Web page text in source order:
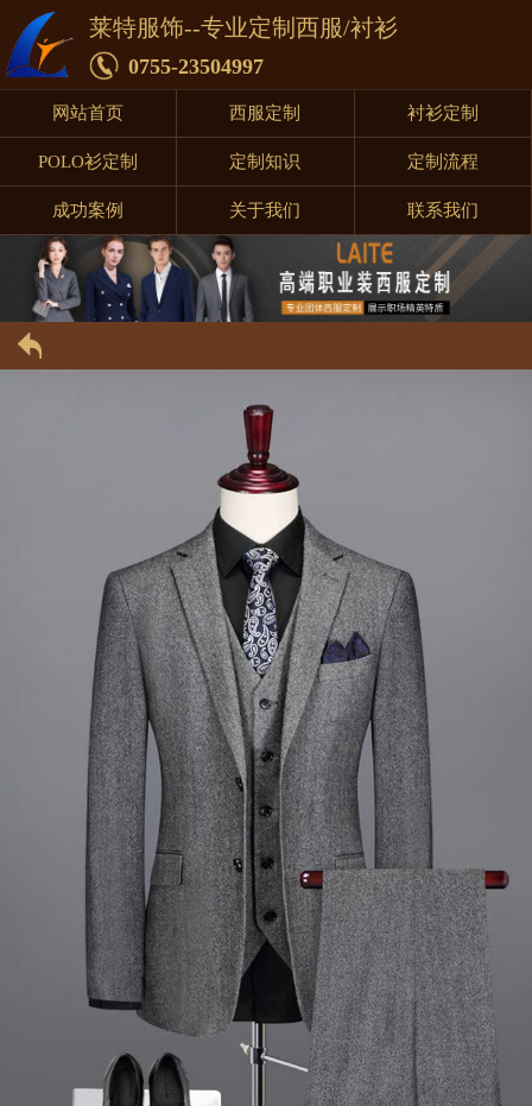
莱特服饰--专业定制西服/衬衫
0755-23504997
网站首页 西服定制 衬衫定制
POLO衫定制 定制知识 定制流程
成功案例 关于我们 联系我们